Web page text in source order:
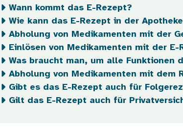
Wann kommt das E-Rezept?
Wie kann das E-Rezept in der
Abholung von Medikamenten mit der
Einlösen von Medikamenten mit der E-
Was braucht man, um alle Funktionen
Abholung von Medikamenten mit dem
Gibt es das E-Rezept auch für
Gilt das E-Rezept auch für